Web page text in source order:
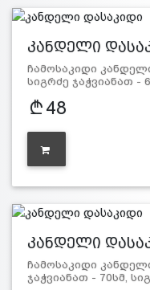
კანდელი
ჩამოსაკიდი
სიგრძე ჯაჭვიანათ -
48
კანდელი
ჩამოსაკიდი
ჯაჭვიანათ - 70სმ,